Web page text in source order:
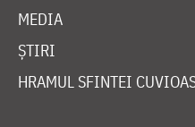
MEDIA
ȘTIRI
HRAMUL SFINTEI